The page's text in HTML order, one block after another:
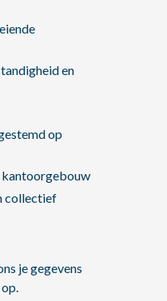
en
op
kantoorgebouw
collectief
je gegevens